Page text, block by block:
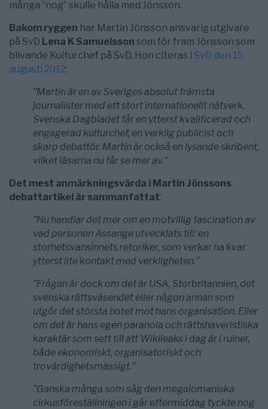
många ”nog” skulle hålla med Jönsson.
Bakom ryggen har Martin Jönsson ansvarig utgivare
på SvD Lena K Samuelsson som för fram Jönsson som
blivande Kulturchef på SvD. Hon citeras i SvD den 15
augusti 2012:
”Martin är en av Sveriges absolut främsta
journalister med ett stort internationellt nätverk.
Svenska Dagbladet får en ytterst kvalificerad och
engagerad kulturchef, en verklig publicist och
skarp debattör. Martin är också en lysande skribent,
vilket läsarna nu får se mer av.”
Det mest anmärkningsvärda i Martin Jönssons
debattartikel är sammanfattat:
”Nu handlar det mer om en motvillig fascination av
vad personen Assange utvecklats till: en
storhetsvansinnets retoriker, som verkar ha kvar
ytterst lite kontakt med verkligheten.”
”Frågan är dock om det är USA, Storbritannien, det
svenska rättsväsendet eller någon annan som
utgör det största hotet mot hans organisation. Eller
om det är hans egen paranoia och rättshaveristiska
karaktär som sett till att Wikileaks i dag är i ruiner,
både ekonomiskt, organisatoriskt och
trovärdighetsmässigt.”
”Ganska många som såg den megalomaniska
cirkusföreställningen i går eftermiddag tyckte nog